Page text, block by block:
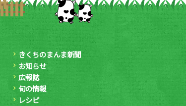
きくちのまんま新聞
お知らせ
広報誌
旬の情報
レシピ